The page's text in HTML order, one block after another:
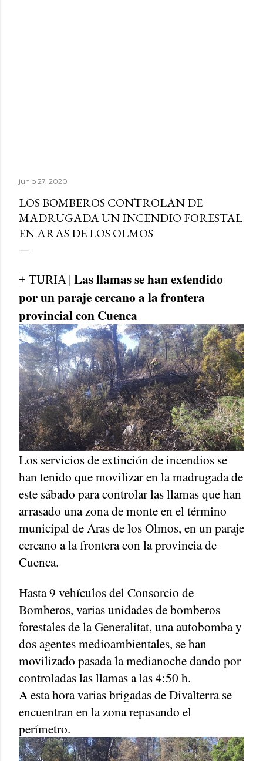
junio 27, 2020
LOS BOMBEROS CONTROLAN DE
MADRUGADA UN INCENDIO FORESTAL
EN ARAS DE LOS OLMOS
+ TURIA | Las llamas se han extendido
por un paraje cercano a la frontera
provincial con Cuenca
Los servicios de extinción de incendios se
han tenido que movilizar en la madrugada de
este sábado para controlar las llamas que han
arrasado una zona de monte en el término
municipal de Aras de los Olmos, en un paraje
cercano a la frontera con la provincia de
Cuenca.
Hasta 9 vehículos del Consorcio de
Bomberos, varias unidades de bomberos
forestales de la Generalitat, una autobomba y
dos agentes medioambientales, se han
movilizado pasada la medianoche dando por
controladas las llamas a las 4:50 h.
A esta hora varias brigadas de Divalterra se
encuentran en la zona repasando el
perímetro.